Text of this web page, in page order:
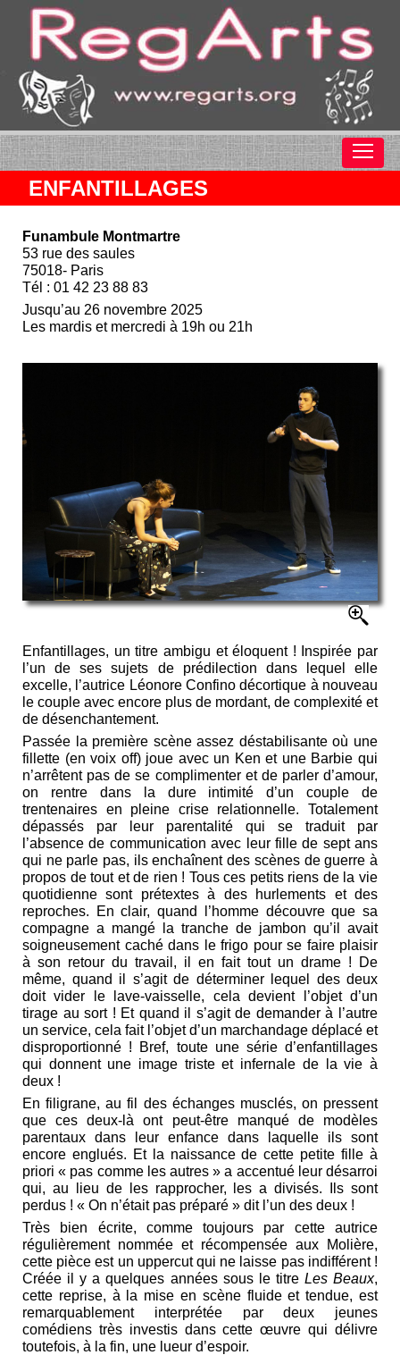
ENFANTILLAGES
Funambule Montmartre
53 rue des saules
75018- Paris
Tél : 01 42 23 88 83
Jusqu’au 26 novembre 2025
Les mardis et mercredi à 19h ou 21h
Enfantillages, un titre ambigu et éloquent ! Inspirée par
l’un de ses sujets de prédilection dans lequel elle
excelle, l’autrice Léonore Confino décortique à nouveau
le couple avec encore plus de mordant, de complexité et
de désenchantement.
Passée la première scène assez déstabilisante où une
fillette (en voix off) joue avec un Ken et une Barbie qui
n’arrêtent pas de se complimenter et de parler d’amour,
on rentre dans la dure intimité d’un couple de
trentenaires en pleine crise relationnelle. Totalement
dépassés par leur parentalité qui se traduit par
l’absence de communication avec leur fille de sept ans
qui ne parle pas, ils enchaînent des scènes de guerre à
propos de tout et de rien ! Tous ces petits riens de la vie
quotidienne sont prétextes à des hurlements et des
reproches. En clair, quand l’homme découvre que sa
compagne a mangé la tranche de jambon qu’il avait
soigneusement caché dans le frigo pour se faire plaisir
à son retour du travail, il en fait tout un drame ! De
même, quand il s’agit de déterminer lequel des deux
doit vider le lave-vaisselle, cela devient l’objet d’un
tirage au sort ! Et quand il s’agit de demander à l’autre
un service, cela fait l’objet d’un marchandage déplacé et
disproportionné ! Bref, toute une série d’enfantillages
qui donnent une image triste et infernale de la vie à
deux !
En filigrane, au fil des échanges musclés, on pressent
que ces deux-là ont peut-être manqué de modèles
parentaux dans leur enfance dans laquelle ils sont
encore englués. Et la naissance de cette petite fille à
priori « pas comme les autres » a accentué leur désarroi
qui, au lieu de les rapprocher, les a divisés. Ils sont
perdus ! « On n’était pas préparé » dit l’un des deux !
Très bien écrite, comme toujours par cette autrice
régulièrement nommée et récompensée aux Molière,
cette pièce est un uppercut qui ne laisse pas indifférent !
Créée il y a quelques années sous le titre Les Beaux,
cette reprise, à la mise en scène fluide et tendue, est
remarquablement interprétée par deux jeunes
comédiens très investis dans cette œuvre qui délivre
toutefois, à la fin, une lueur d’espoir.